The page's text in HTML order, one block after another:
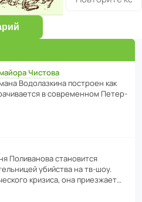
Чистова
Водо­ла­з­кина пост­роен как
в совре­менном Пете­р­
Поли­ва­нова стано­вится
убийства на тв-шоу.
кризиса, она приезжает…